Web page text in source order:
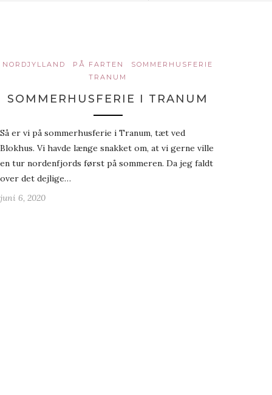
NORDJYLLAND PÅ FARTEN
SOMMERHUSFERIE
TRANUM
SOMMERHUSFERIE I TRANUM
Så er vi på sommerhusferie i Tranum, tæt ved
Blokhus. Vi havde længe snakket om, at vi gerne ville
en tur nordenfjords først på sommeren. Da jeg faldt
over det dejlige…
juni 6, 2020